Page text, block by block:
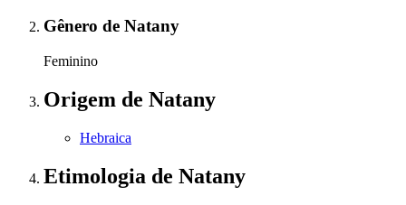
Gênero de Natany
Feminino
Origem de Natany
Hebraica
Etimologia de Natany